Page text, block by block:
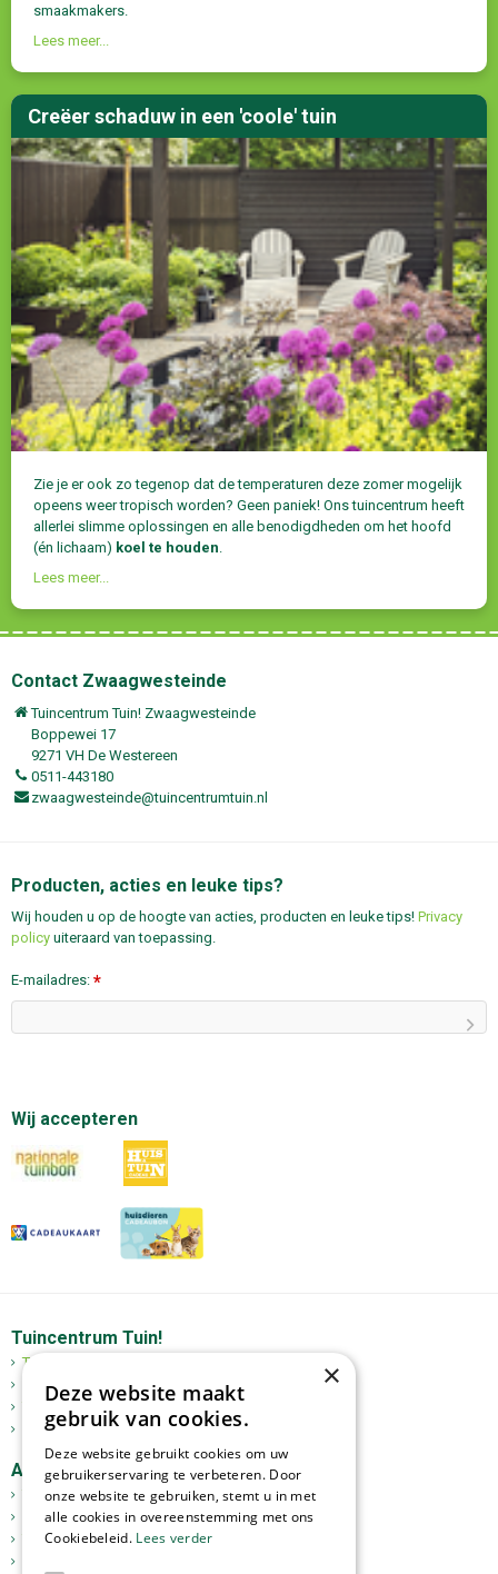
smaakmakers.
Lees meer...
Creëer schaduw in een 'coole' tuin
Zie je er ook zo tegenop dat de temperaturen deze zomer mogelijk
opeens weer tropisch worden? Geen paniek! Ons tuincentrum heeft
allerlei slimme oplossingen en alle benodigdheden om het hoofd
(én lichaam) koel te houden
Lees meer...
Contact Zwaagwesteinde
Tuincentrum Tuin! Zwaagwesteinde
Boppewei 17
9271 VH De Westereen
0511-443180
zwaagwesteinde@tuincentrumtuin.nl
Producten, acties en leuke tips?
Wij houden u op de hoogte van acties, producten en leuke tips! Privacy
policy uiteraard van toepassing.
E-mailadres: *
Wij accepteren
Tuincentrum Tuin!
Tuincentrum
Mediterrane bomen
Tuinplanten
Kerst
Assortiment
Tuinplanten
Kamerplanten
Tuinverlichting
×
Deze website maakt
gebruik van cookies.
Deze website gebruikt cookies om uw
gebruikerservaring te verbeteren. Door
onze website te gebruiken, stemt u in met
alle cookies in overeenstemming met ons
Cookiebeleid. Lees verder